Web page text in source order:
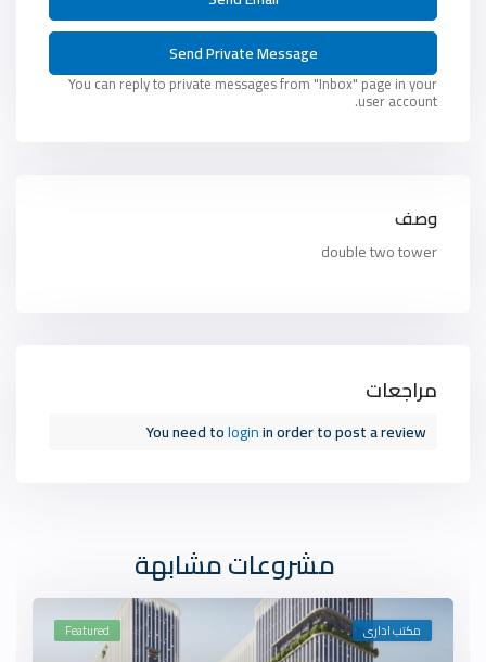
وصف
double two tower
You can reply to private messages from "Inbox" page in your
user account.
مراجعات
You need tologinin order to post a review
مشروعات مشابهة
Featured مكتب ادارى